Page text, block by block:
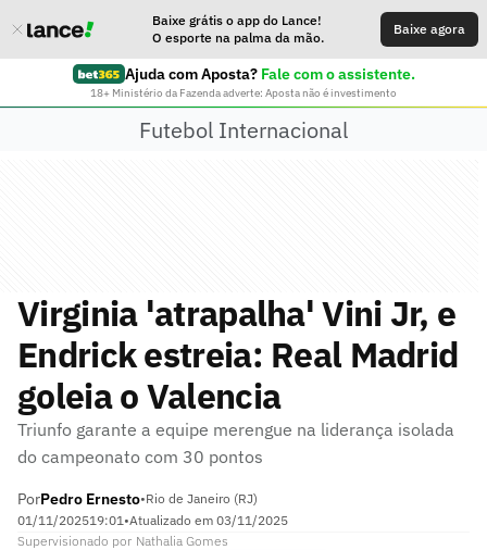
Baixe grátis o app do Lance!
O esporte na palma da mão.
Baixe agora
Ajuda com Aposta? Fale com o assistente.
18+ Ministério da Fazenda adverte: Aposta não é investimento
Futebol Internacional
Virginia 'atrapalha' Vini Jr, e
Endrick estreia: Real Madrid
goleia o Valencia
Triunfo garante a equipe merengue na liderança isolada
do campeonato com 30 pontos
PorPedro Ernesto•Rio de Janeiro (RJ)
01/11/202519:01•Atualizado em 03/11/2025
Supervisionado por Nathalia Gomes